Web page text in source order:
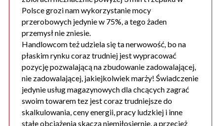
Polsce grozi nam wykorzystanie mocy
przerobowych jedynie w 75%, a tego żaden
przemysł nie zniesie.
Handlowcom też udziela się ta nerwowość, bo na
płaskim rynku coraz trudniej jest wypracować
pozycję pozwalającą na zbudowanie zadowalającej,
nie zadowalającej, jakiejkolwiek marży! Świadczenie
jedynie usług magazynowych dla chcących zagrać
swoim towarem tez jest coraz trudniejsze do
skalkulowania, ceny energii, pracy ludzkiej i inne
stałe obciążenia skaczą niemiłosiernie, a przecież